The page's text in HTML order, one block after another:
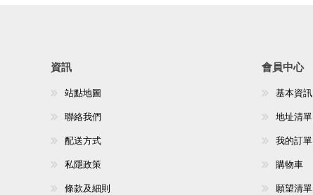
資訊
站點地圖
聯絡我們
配送方式
私隱政策
條款及細則
會員中心
基本資訊
地址清單
我的訂單
購物車
願望清單